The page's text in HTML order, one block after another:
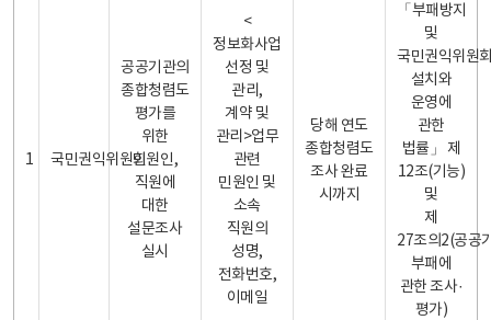
1 국민권익위원회
공공기관의
종합청렴도
평가를
위한
민원인,
직원에
대한
설문조사
실시
<
정보화사업
선정 및
관리,
계약 및
관리>업무
관련
민원인 및
소속
직원의
성명,
전화번호,
이메일
당해 연도
종합청렴도
조사 완료
시까지
「부패방지
및
국민권익위원
설치와
운영에
관한
법률」 제
12조(기능)
및
제
27조의2(공공
부패에
관한 조사·
평가)